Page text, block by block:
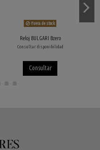
Fuera de stock
Reloj BULGARI Bzero
Consultar disponibilidad
Consultar